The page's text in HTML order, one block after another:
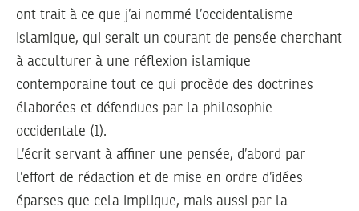
ont trait à ce que j’ai nommé l’occidentalisme
islamique, qui serait un courant de pensée cherchant
à acculturer à une réflexion islamique
contemporaine tout ce qui procède des doctrines
élaborées et défendues par la philosophie
occidentale (1).
L’écrit servant à affiner une pensée, d’abord par
l’effort de rédaction et de mise en ordre d’idées
éparses que cela implique, mais aussi par la